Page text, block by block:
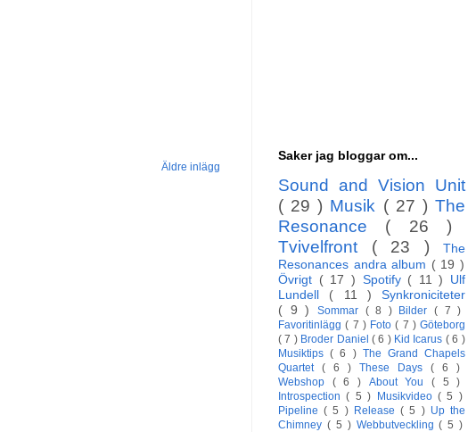
Äldre inlägg
Saker jag bloggar om...
Sound and Vision Unit
( 29 ) Musik ( 27 )The
Resonance ( 26 )
Tvivelfront ( 23 )
The
Resonances andra album ( 19 )
Övrigt ( 17 ) Spotify ( 11 ) Ulf
Lundell ( 11 ) Synkroniciteter
( 9 ) Sommar ( 8 ) Bilder( 7 )
Favoritinlägg( 7 ) Foto( 7 ) Göteborg
( 7 ) Broder Daniel ( 6 ) Kid Icarus ( 6 )
Musiktips( 6 ) The Grand Chapels
Quartet ( 6 ) These Days ( 6 )
Webshop ( 6 ) About You( 5 )
Introspection( 5 ) Musikvideo ( 5 )
Pipeline( 5 ) Release( 5 ) Up the
Chimney ( 5 ) Webbutveckling( 5 )